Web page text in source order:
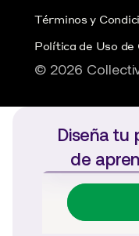
Diseña tu
de
Términos y
Política de Uso de
© 2026